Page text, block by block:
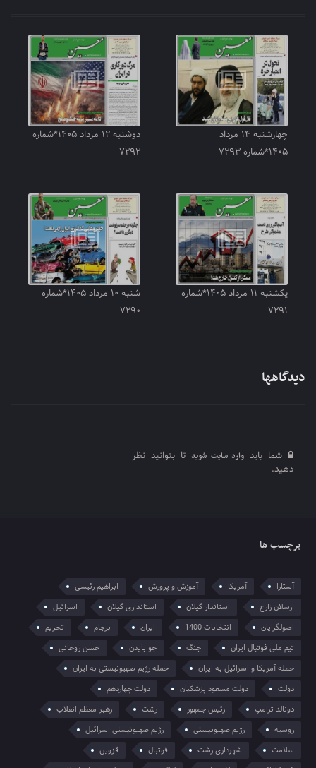
چهارشنبه ۱۴ مرداد
۱۴۰۵*شماره ۷۲۹۳
دوشنبه ۱۲ مرداد ۱۴۰۵*شماره
۷۲۹۲
یکشنبه ۱۱ مرداد ۱۴۰۵*شماره
۷۲۹۱
شنبه ۱۰ مرداد ۱۴۰۵*شماره
۷۲۹۰
دیدگاهها
شما باید وارد سایت شوید تا بتوانید نظر
دهید.
برچسب ها
آستارا آمریکا آموزش و پرورش
ابراهیم رئیسی
ارسلان زارع
استاندار گیلان استانداری گیلان
اسرائیل
اصولگرایان
انتخابات 1400 ایران برجام
تحریم
تیم ملی فوتبال ایران
جنگ جو بایدن
حسن روحانی
حمله آمریکا و اسرائیل به ایران
حمله رژیم صهیونیستی به ایران
دولت
دولت مسعود پزشکیان
دولت چهاردهم
دونالد ترامپ
رئیس جمهور رشت
رهبر معظم انقلاب
روسیه
رژیم صهیونیستی
رژیم صهیونیستی اسرائیل
سلامت
شهرداری رشت فوتبال
قزوین